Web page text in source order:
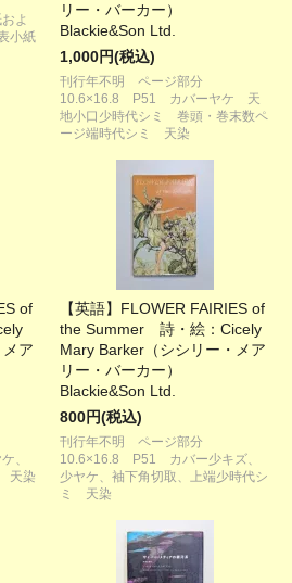
よ
小紙
リー・バーカー）
Blackie&Son Ltd.
1,000円(税込)
刊行年不明 ページ部分
10.6×16.8 P51 カバーヤケ 天
地小口少時代シミ 巻頭・巻末数ペ
ージ端時代シミ 天染
of
ア
、
天染
【英語】FLOWER FAIRIES of
the Summer 詩・絵：Cicely
Mary Barker（シシリー・メア
リー・バーカー）
Blackie&Son Ltd.
800円(税込)
刊行年不明 ページ部分
10.6×16.8 P51 カバー少キズ、
少ヤケ、袖下角切取、上端少時代シ
ミ 天染